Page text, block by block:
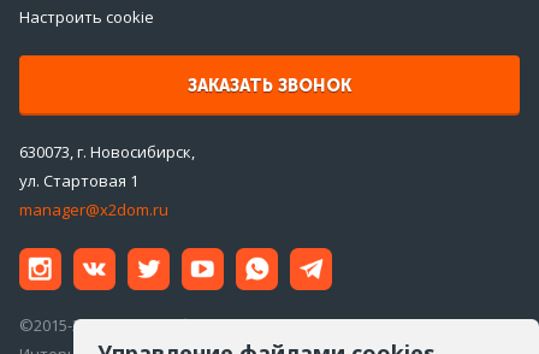
Настроить cookie
ЗАКАЗАТЬ ЗВОНОК
630073, г. Новосибирск,
ул. Стартовая 1
manager@x2dom.ru
©2015-2026 ООО «ДаблДом»